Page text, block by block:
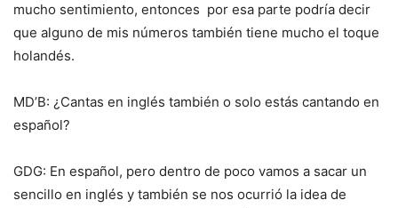
mucho sentimiento, entonces por esa parte podría decir
que alguno de mis números también tiene mucho el toque
holandés.
MD’B: ¿Cantas en inglés también o solo estás cantando en
español?
GDG: En español, pero dentro de poco vamos a sacar un
sencillo en inglés y también se nos ocurrió la idea de